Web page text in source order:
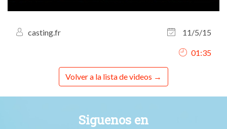
casting.fr 11/5/15
01:35
Volver a la lista de videos
Siguenos en